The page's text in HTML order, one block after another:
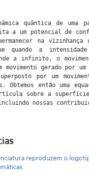
quântica de uma
a um potencial de
na vizinhança
que quando a
a infinito, o
movimento gerado por
por um
Obtemos então uma
sobre a
nossas
reproduzem o